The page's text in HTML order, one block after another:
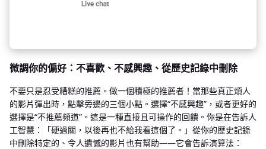
微調你的偏好：不喜歡、不感興趣、從歷史記錄中刪除
不要只是忍受糟糕的推薦。做一個積極的推薦者！當那些真正煩人
的影片彈出時，點擊旁邊的三個小點。選擇“不感興趣”，或者更好的
選擇是“不推薦頻道”。這是一種直接且可操作的回饋。你是在告訴人
工智慧：「硬過關，以後再也不給我看這個了。」從你的歷史記錄
中刪除特定的、令人遺憾的影片也有幫助——它會告訴演算法：